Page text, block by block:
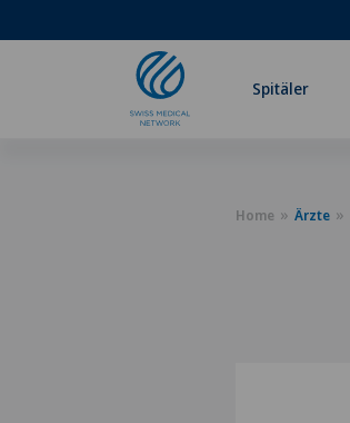
Spitäler
Home Ärzte